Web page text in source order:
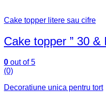
Cake topper litere sau cifre
Cake topper ” 30 &
0 out of 5
(0)
Decoratiune unica pentru tort